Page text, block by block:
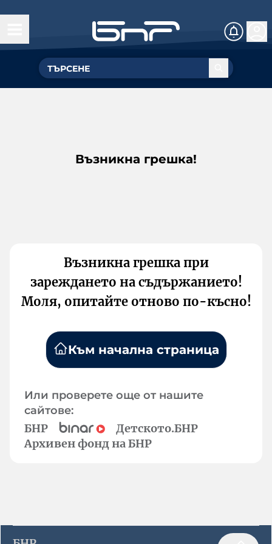
Възникна грешка!
Възникна грешка при
зареждането на съдържанието!
Моля, опитайте отново по-късно!
Към начална страница
Или проверете още от нашите
сайтове:
БНР
Детското.БНР
Архивен фонд на БНР